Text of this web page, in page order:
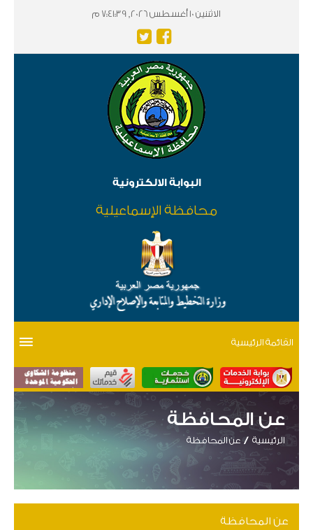
الاثننين 10 أغسطس 2026, 7:41:39 م
البوابة الالكترونية
محافظة الإسماعيلية
القائمة الرئيسية
عن المحافظة
الرئيسية عن المحافظة
عن المحافظة